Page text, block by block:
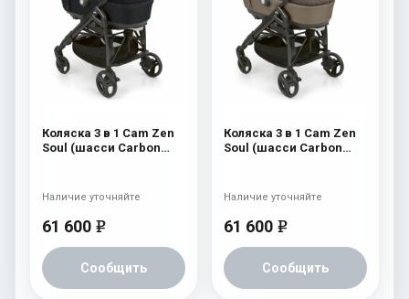
Коляска 3 в 1 Cam Zen
Soul (шасси Carbon
61 600 e
Сообщить
Наличие уточняйте
Коляска 3 в 1 Cam Zen
Soul (шасси Carbon
61 600 e
Сообщить
Наличие уточняйте